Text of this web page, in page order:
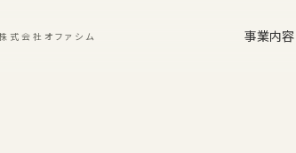
式会社オファシム 事業内容